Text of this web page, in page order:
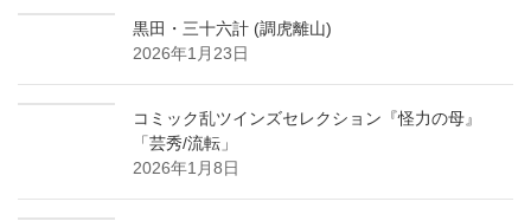
黒田・三十六計 (調虎離山)
2026年1月23日
コミック乱ツインズセレクション『怪力の母』
「芸秀/流転」
2026年1月8日